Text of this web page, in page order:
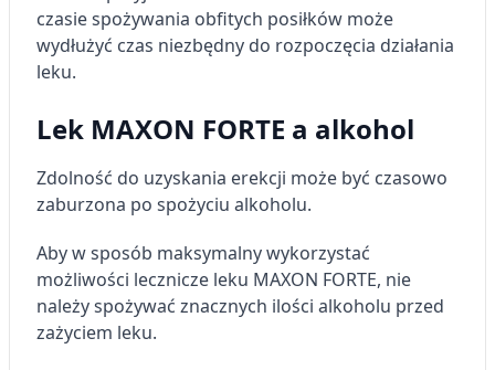
czasie spożywania obfitych posiłków może
wydłużyć czas niezbędny do rozpoczęcia działania
leku.
Lek MAXON FORTE a alkohol
Zdolność do uzyskania erekcji może być czasowo
zaburzona po spożyciu alkoholu.
Aby w sposób maksymalny wykorzystać
możliwości lecznicze leku MAXON FORTE, nie
należy spożywać znacznych ilości alkoholu przed
zażyciem leku.